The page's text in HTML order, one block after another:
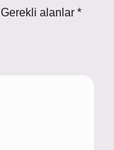
Gerekli alanlar *